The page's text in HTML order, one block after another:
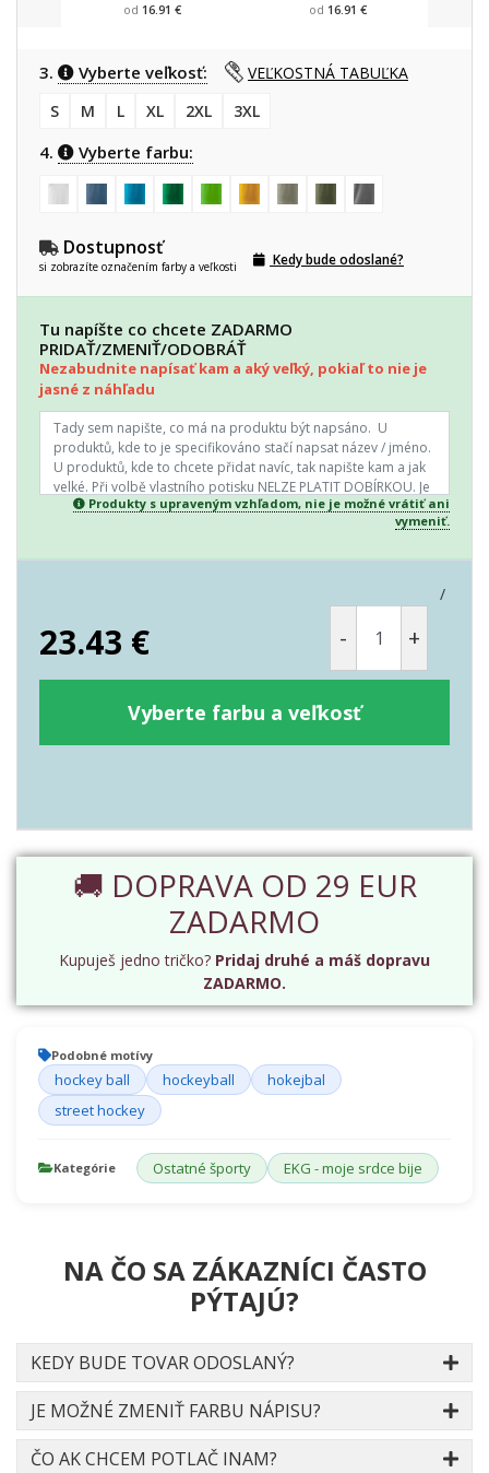
od 16.91 € od 16.91 €
3. Vyberte veľkosť:
VEĽKOSTNÁ TABUĽKA
S
M L XL 2XL 3XL
4. Vyberte farbu:
Dostupnosť
si zobrazíte označením farby a veľkosti Kedy bude odoslané?
Tu napíšte co chcete ZADARMO
PRIDAŤ/ZMENIŤ/ODOBRÁŤ
Nezabudnite napísať kam a aký veľký, pokiaľ to nie je
jasné z náhľadu
Produkty s upraveným vzhľadom, nie je možné vrátiť ani
vymeniť.
/
23.43 € - +
Vyberte farbu a veľkosť
🚚 DOPRAVA OD 29 EUR
ZADARMO
Kupuješ jedno tričko? Pridaj druhé a máš dopravu
ZADARMO.
Podobné motívy
hockey ball hockeyball
hokejbal
street hockey
Kategórie Ostatné športy EKG - moje srdce bije
NA ČO SA ZÁKAZNÍCI ČASTO
PÝTAJÚ?
KEDY BUDE TOVAR ODOSLANÝ?
JE MOŽNÉ ZMENIŤ FARBU NÁPISU?
ČO AK CHCEM POTLAČ INAM?